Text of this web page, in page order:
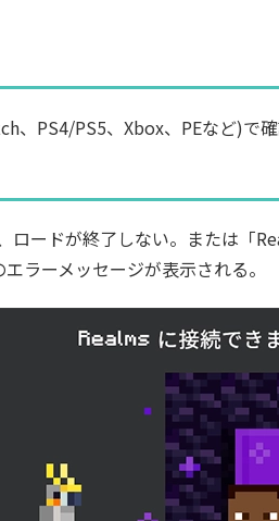
、PS4/PS5、Xbox、PEなど)で確
ロードが終了しない。または「
ラーメッセージが表示される。